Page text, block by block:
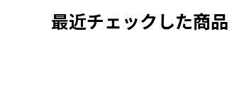
最近チェックした商品